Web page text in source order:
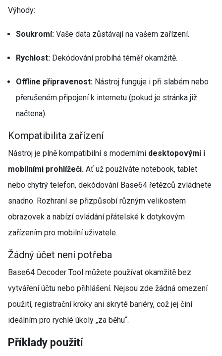
Výhody:
Soukromí: Vaše data zůstávají na vašem zařízení.
Rychlost: Dekódování probíhá téměř okamžitě.
Offline připravenost: Nástroj funguje i při slabém nebo
přerušeném připojení k internetu (pokud je stránka již
načtena).
Kompatibilita zařízení
Nástroj je plně kompatibilní s moderními desktopovými i
mobilními prohlížeči. Ať už používáte notebook, tablet
nebo chytrý telefon, dekódování Base64 řetězců zvládnete
snadno. Rozhraní se přizpůsobí různým velikostem
obrazovek a nabízí ovládání přátelské k dotykovým
zařízením pro mobilní uživatele.
Žádný účet není potřeba
Base64 Decoder Tool můžete používat okamžitě bez
vytváření účtu nebo přihlášení. Nejsou zde žádná omezení
použití, registrační kroky ani skryté bariéry, což jej činí
ideálním pro rychlé úkoly „za běhu“.
Příklady použití